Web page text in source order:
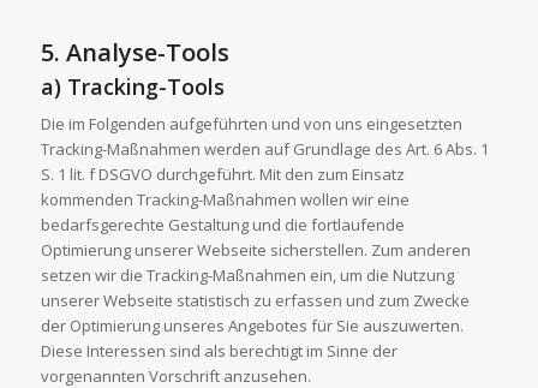
5. Analyse-Tools
a) Tracking-Tools
Die im Folgenden aufgeführten und von uns eingesetzten
Tracking-Maßnahmen werden auf Grundlage des Art. 6 Abs. 1
S. 1 lit. f DSGVO durchgeführt. Mit den zum Einsatz
kommenden Tracking-Maßnahmen wollen wir eine
bedarfsgerechte Gestaltung und die fortlaufende
Optimierung unserer Webseite sicherstellen. Zum anderen
setzen wir die Tracking-Maßnahmen ein, um die Nutzung
unserer Webseite statistisch zu erfassen und zum Zwecke
der Optimierung unseres Angebotes für Sie auszuwerten.
Diese Interessen sind als berechtigt im Sinne der
vorgenannten Vorschrift anzusehen.